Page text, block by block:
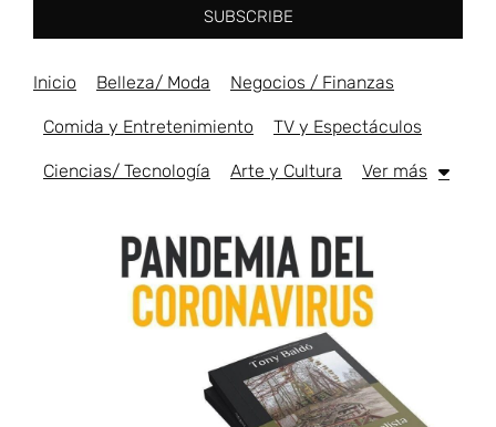
SUBSCRIBE
Inicio Belleza/ Moda Negocios / Finanzas
Comida y Entretenimiento TV y Espectáculos
Ciencias/ Tecnología Arte y Cultura Ver más